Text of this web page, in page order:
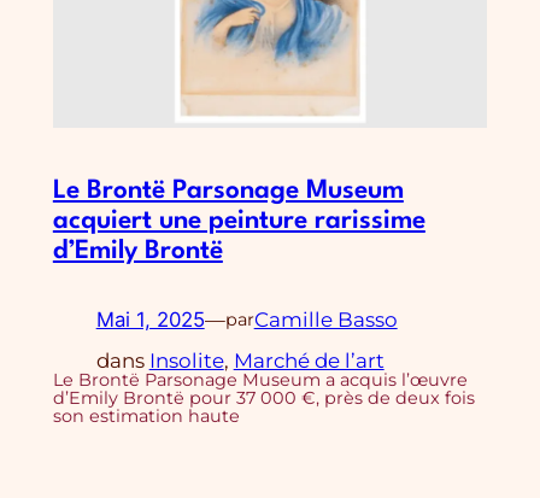
Le Brontë Parsonage Museum
acquiert une peinture rarissime
d’Emily Brontë
Mai 1, 2025—parCamille Basso
dans Insolite, Marché de l’art
Le Brontë Parsonage Museum a acquis l’œuvre
d’Emily Brontë pour 37 000 €, près de deux fois
son estimation haute